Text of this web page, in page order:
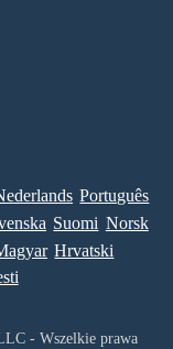
Português
Suomi Norsk
Hrvatski
- Wszelkie prawa